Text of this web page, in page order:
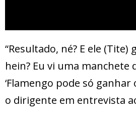
“Resultado, né? E ele (Tite)
hein? Eu vi uma manchete
‘Flamengo pode só ganhar
o dirigente em entrevista